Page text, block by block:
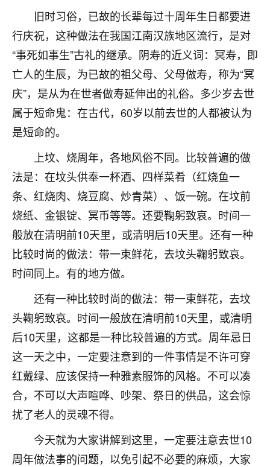
旧时习俗，已故的长辈每过十周年生日都要进
行庆祝，这种做法在我国江南汉族地区流行，是对
“事死如事生”古礼的继承。阴寿的近义词：冥寿，即
亡人的生辰，为已故的祖父母、父母做寿，称为“冥
庆”，是从为在世者做寿延伸出的礼俗。多少岁去世
属于短命鬼：在古代，60岁以前去世的人都被认为
是短命的。
上坟、烧周年，各地风俗不同。比较普遍的做
法是：在坟头供奉一杯酒、四样菜肴（红烧鱼一
条、红烧肉、烧豆腐、炒青菜）、饭一碗。在坟前
烧纸、金银锭、冥币等等。还要鞠躬致哀。时间一
般放在清明前10天里，或清明后10天里。还有一种
比较时尚的做法：带一束鲜花，去坟头鞠躬致哀。
时间同上。有的地方做。
还有一种比较时尚的做法：带一束鲜花，去坟
头鞠躬致哀。时间一般放在清明前10天里，或清明
后10天里，这都是一种比较普遍的方式。周年忌日
这一天之中，一定要注意到的一件事情是不许可穿
红戴绿、应该保持一种雅素服饰的风格。不可以凑
合，不可以大声喧哗、吵架、祭日的供品，这会惊
扰了老人的灵魂不得。
今天就为大家讲解到这里，一定要注意去世10
周年做法事的问题，以免引起不必要的麻烦，大家
果问题。今年以来，身体比以前好多，主要是心情好
了，老师说境随心转，现在深有体会了。
鹿森：是的，其实跟老师聊过之后，最大的感
触，首先就是心态会变好，万般皆是命，半点
不由人！
1天前 来自四川 9
我也想找老师看看，有没有人给个联系方式的啊？
鹿森：慧来老师微信：gjsy0624
1天前 来自江西 12
青春168
我也想要，我也想要！
2天前 来自山西
Jessica李
老师做不做超度法事？我想给我奶奶做超度，她今年
刚去世了。
七零老顽童：我母亲前年离世，刚开始我经常
做梦梦见她，后来也是朋友介绍，找到慧来老
师，安排了超度法事，做梦再也没有梦到过
了，一开始是半信半疑的，图个心安，给亡母
超度，现在看来，人不信也不行。
2天前 来自云南 11